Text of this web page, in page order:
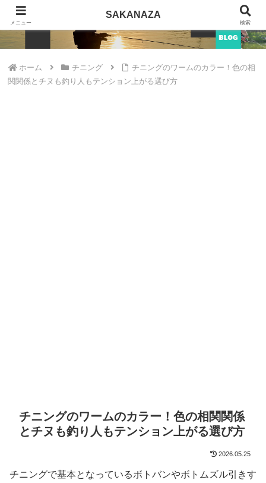
SAKANAZA
ホーム チニング
チニングのワームのカラー！色の相
関関係とチヌも釣り人もテンション上がる選び方
チニングのワームのカラー！色の相関関係
とチヌも釣り人もテンション上がる選び方
2026.05.25
チニングで基本となっているボトバンやボトムズル引きす
メニュー
SAKANAZA
検索